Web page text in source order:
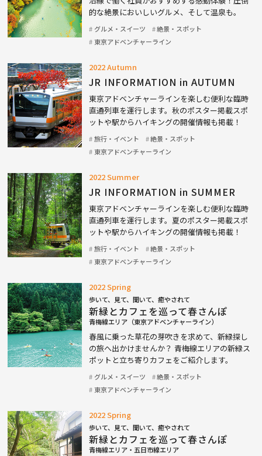
的な絶景においしいグルメ、そして温泉も。
グルメ・スイーツ
絶景・スポット
東京アドベンチャーライン
2022 Autumn
JR INFORMATION in AUTUMN
東京アドベンチャーラインを楽しむ便利な臨時
直通列車を運行します。秋のポスター掲載スポ
ットや駅からハイキングの開催情報も掲載！
旅行・イベント
絶景・スポット
東京アドベンチャーライン
2022 Summer
JR INFORMATION in SUMMER
東京アドベンチャーラインを楽しむ便利な臨時
直通列車を運行します。夏のポスター掲載スポ
ットや駅からハイキングの開催情報も掲載！
旅行・イベント
絶景・スポット
東京アドベンチャーライン
2022 Spring
歩いて、見て、聞いて、癒やされて
新緑とカフェを巡って春さんぽ
青梅線エリア（東京アドベンチャーライン）
春風に乗った草花の芽吹きを求めて、新緑探し
の旅へ出かけませんか？ 青梅線エリアの新緑ス
ポットと立ち寄りカフェをご紹介します。
グルメ・スイーツ
絶景・スポット
東京アドベンチャーライン
2022 Spring
歩いて、見て、聞いて、癒やされて
新緑とカフェを巡って春さんぽ
青梅線エリア・五日市線エリア